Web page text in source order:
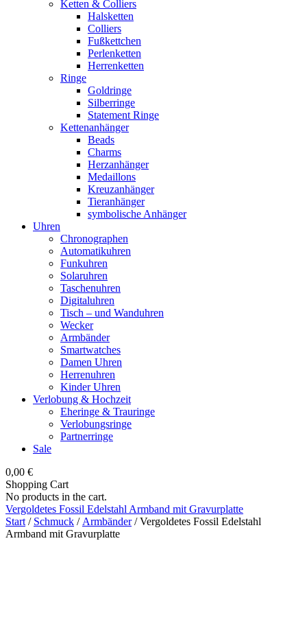
Ketten & Colliers
Halsketten
Colliers
Fußkettchen
Perlenketten
Herrenketten
Ringe
Goldringe
Silberringe
Statement Ringe
Kettenanhänger
Beads
Charms
Herzanhänger
Medaillons
Kreuzanhänger
Tieranhänger
symbolische Anhänger
Uhren
Chronographen
Automatikuhren
Funkuhren
Solaruhren
Taschenuhren
Digitaluhren
Tisch – und Wanduhren
Wecker
Armbänder
Smartwatches
Damen Uhren
Herrenuhren
Kinder Uhren
Verlobung & Hochzeit
Eheringe & Trauringe
Verlobungsringe
Partnerringe
Sale
0,00 €
Shopping Cart
No products in the cart.
Vergoldetes Fossil Edelstahl Armband mit Gravurplatte
Start / Schmuck / Armbänder/ Vergoldetes Fossil Edelstahl
Armband mit Gravurplatte